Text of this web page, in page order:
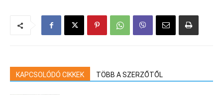
KAPCSOLÓDÓ CIKKEK TÖBB A SZERZŐTŐL